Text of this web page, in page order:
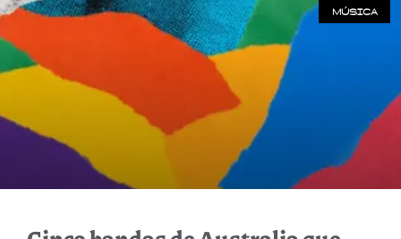
MÚSICA